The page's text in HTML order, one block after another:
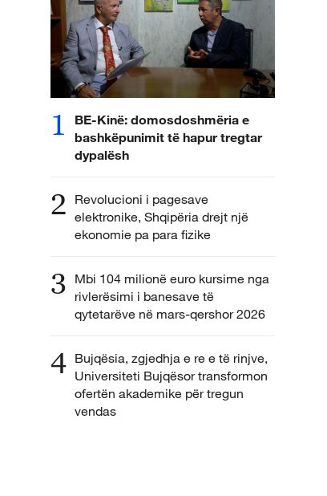
1
BE-Kinë: domosdoshmëria e
bashkëpunimit të hapur tregtar
dypalësh
2 Revolucioni i pagesave
elektronike, Shqipëria drejt një
ekonomie pa para fizike
3 Mbi 104 milionë euro kursime nga
rivlerësimi i banesave të
qytetarëve në mars-qershor 2026
4 Bujqësia, zgjedhja e re e të rinjve,
Universiteti Bujqësor transformon
ofertën akademike për tregun
vendas